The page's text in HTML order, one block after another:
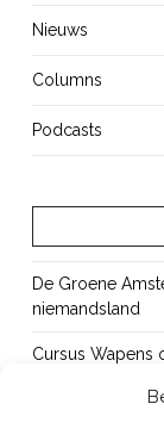
Nieuws
Columns
Podcasts
De Groene
niemandsland
Cursus Wapens